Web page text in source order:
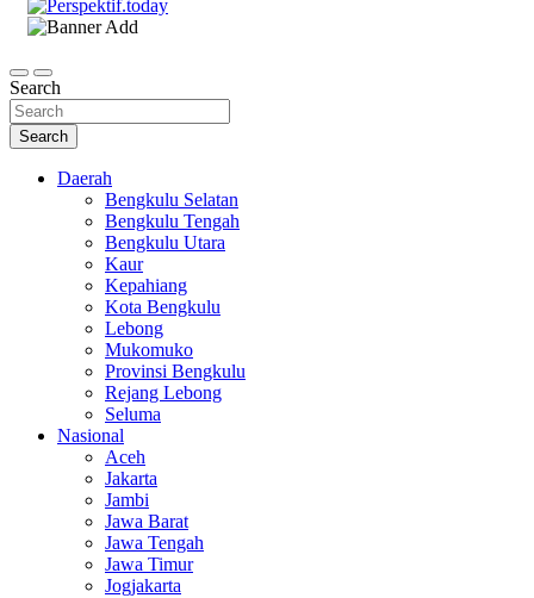
Search
Search
Daerah
Bengkulu Selatan
Bengkulu Tengah
Bengkulu Utara
Kaur
Kepahiang
Kota Bengkulu
Lebong
Mukomuko
Provinsi Bengkulu
Rejang Lebong
Seluma
Nasional
Aceh
Jakarta
Jambi
Jawa Barat
Jawa Tengah
Jawa Timur
Jogjakarta